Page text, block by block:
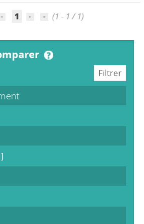
1 (1 - 1 / 1)